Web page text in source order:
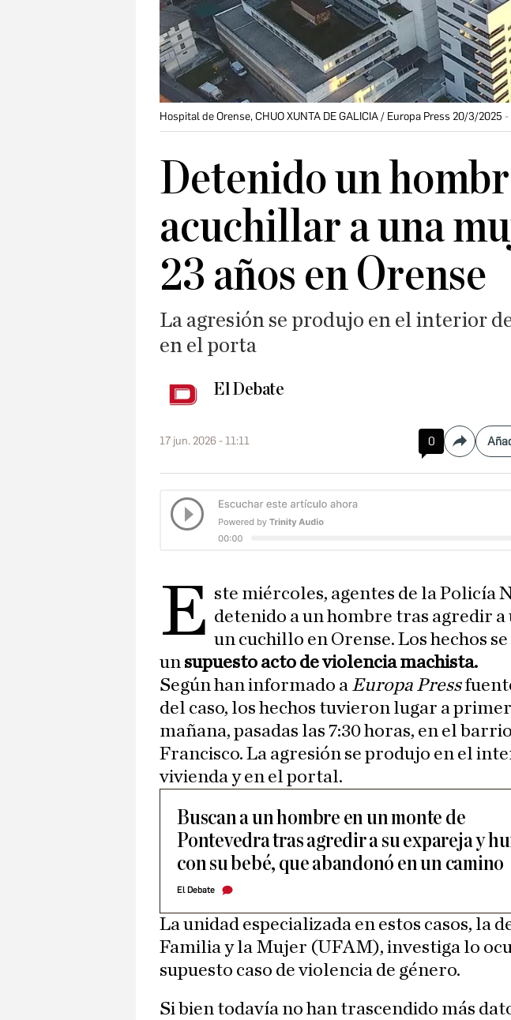
Hospital de Orense, CHUO XUNTA DE GALICIA / Europa Press 20/3/2025
Detenido un
acuchillar a una
23 años en Orense
La agresión se produjo en el interior
en el porta
El Debate
17 jun. 2026 - 11:11 0
E ste miércoles, agentes de la Policía
detenido a un hombre tras agredir
un cuchillo en Orense. Los hechos
un supuesto acto de violencia machista.
Según han informado a Europa Press
del caso, los hechos tuvieron lugar a
mañana, pasadas las 7:30 horas, en el
Francisco. La agresión se produjo en el
vivienda y en el portal.
Buscan a un hombre en un monte de
Pontevedra tras agredir a su expareja y
con su bebé, que abandonó en un camino
El Debate
La unidad especializada en estos casos, la
Familia y la Mujer (UFAM), investiga lo
supuesto caso de violencia de género.
Si bien todavía no han trascendido más